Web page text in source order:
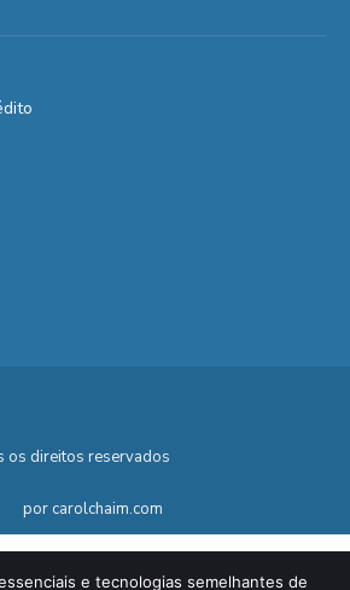
os direitos reservados
por carolchaim.com
e tecnologias semelhantes de